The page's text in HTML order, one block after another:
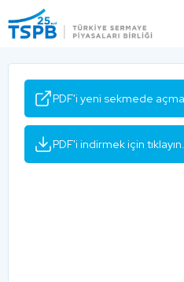
Close
PDF'i yeni sekmede
PDF'i indirmek için tıklayın.